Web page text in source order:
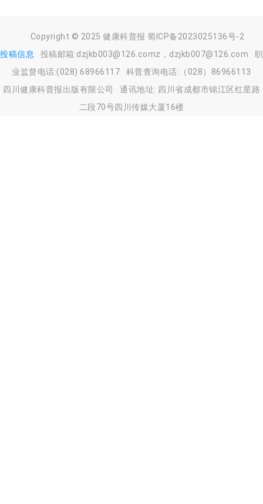
Copyright © 2025健康科普报 蜀ICP备2023025136号-2
投稿信息
投稿邮箱:dzjkb003@126.comz，dzjkb007@126.com 职
业监督电话:(028) 68966117 科普查询电话:（028）86966113
四川健康科普报出版有限公司 通讯地址: 四川省成都市锦江区红星路
二段70号四川传媒大厦16楼